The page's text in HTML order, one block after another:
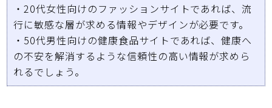
・20代女性向けのファッションサイトであれば、流
行に敏感な層が求める情報やデザインが必要です。
・50代男性向けの健康食品サイトであれば、健康へ
の不安を解消するような信頼性の高い情報が求めら
れるでしょう。